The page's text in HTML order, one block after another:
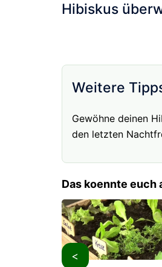
Hibiskus
Weitere
Gewöhne deinen
den letzten
Das koennte euch
<